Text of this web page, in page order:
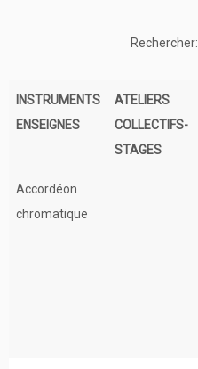
Rechercher:
INSTRUMENTS
ENSEIGNES
ATELIERS
COLLECTIFS-
STAGES
INSTRUMENTS
ENSEIGNES
Accordéon
chromatique